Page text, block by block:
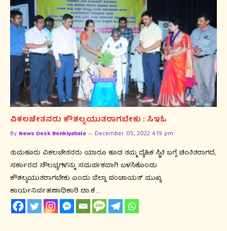
ವಿಕಲಚೇತನರು ಕೌಶಲ್ಯಯುತರಾಗಬೇಕು : ಸಿಇಓ
By News Desk Benkiyabale December 05, 2022 4:19 pm
ತುಮಕೂರು ವಿಕಲಚೇತನರು ಯಾರೂ ಕೂಡ ತಮ್ಮ ದ್ಯೆಹಿಕ ಸ್ಥಿತಿ ಬಗ್ಗೆ ಚಿಂತಿತರಾಗದೆ,
ಸರ್ಕಾರದ ಸೌಲಭ್ಯಗಳನ್ನು ಸಮರ್ಪಕವಾಗಿ ಬಳಸಿಕೊಂಡು
ಕೌಶಲ್ಯಯುತರಾಗಬೇಕು ಎಂದು ಜಿಲ್ಲಾ ಪಂಚಾಯತ್ ಮುಖ್ಯ
ಕಾರ್ಯನಿರ್ವಹಣಾಧಿಕಾರಿ ಡಾ.ಕೆ.…